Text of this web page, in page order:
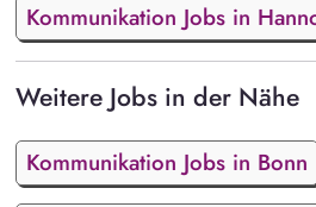
Kommunikation Jobs in
Weitere Jobs in der Nähe
Kommunikation Jobs in Bonn